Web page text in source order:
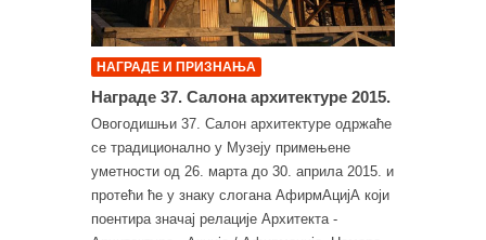
НАГРАДЕ И ПРИЗНАЊА
Награде 37. Салона архитектуре 2015.
Овогодишњи 37. Салон архитектуре одржаће
се традиционално у Музеју примењене
уметности од 26. марта до 30. априла 2015. и
протећи ће у знаку слогана АфирмАцијА који
поентира значај релације Архитекта -